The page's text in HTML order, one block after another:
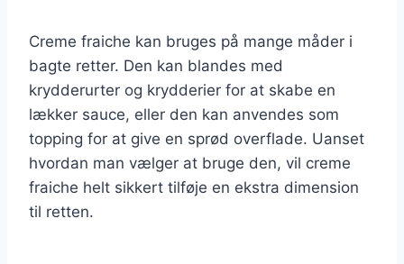
Creme fraiche kan bruges på mange måder i
bagte retter. Den kan blandes med
krydderurter og krydderier for at skabe en
lækker sauce, eller den kan anvendes som
topping for at give en sprød overflade. Uanset
hvordan man vælger at bruge den, vil creme
fraiche helt sikkert tilføje en ekstra dimension
til retten.